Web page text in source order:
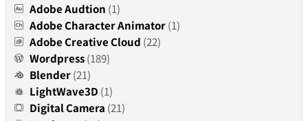
Adobe Audtion (1)
Adobe Character Animator(1)
Adobe Creative Cloud (22)
Wordpress(189)
Blender(21)
LightWave3D (1)
Digital Camera (21)